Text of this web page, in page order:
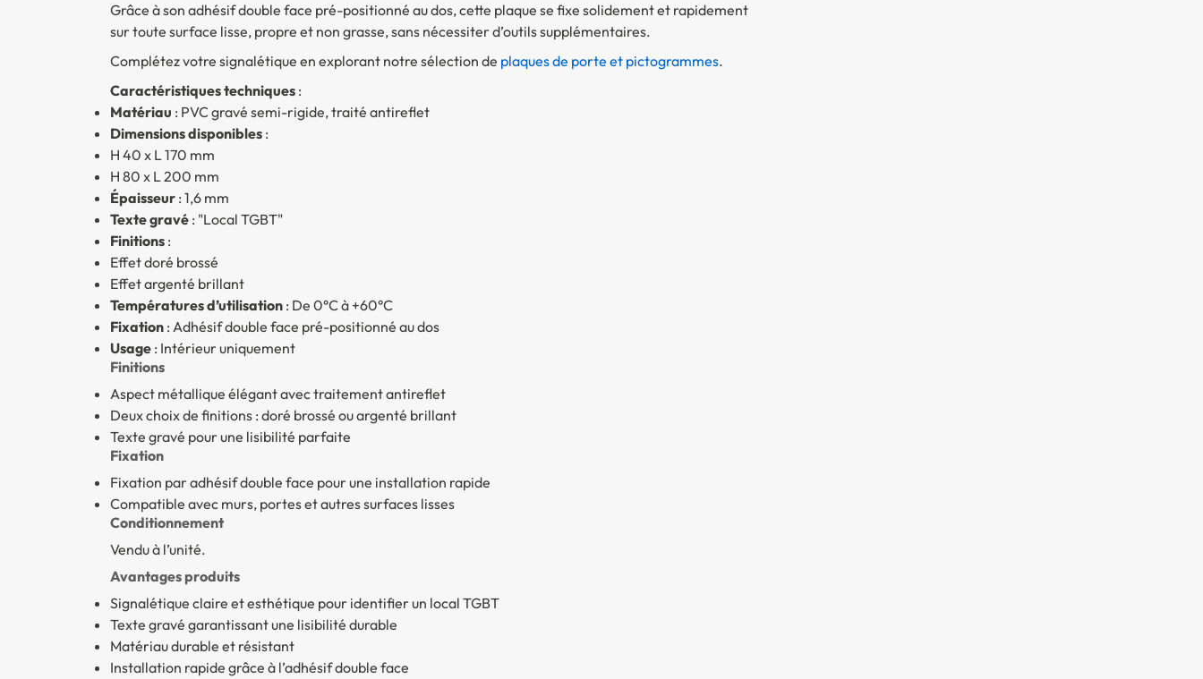
Grâce à son adhésif double face pré-positionné au dos, cette plaque se fixe solidement et rapidement
sur toute surface lisse, propre et non grasse, sans nécessiter d’outils supplémentaires.
Complétez votre signalétique en explorant notre sélection de plaques de porte et pictogrammes.
Caractéristiques techniques:
Matériau : PVC gravé semi-rigide, traité antireflet
Dimensions disponibles:
H 40 x L 170 mm
H 80 x L 200 mm
Épaisseur: 1,6 mm
Texte gravé: "Local TGBT"
Finitions:
Effet doré brossé
Effet argenté brillant
Températures d’utilisation: De 0°C à +60°C
Fixation: Adhésif double face pré-positionné au dos
Usage: Intérieur uniquement
Finitions
Aspect métallique élégant avec traitement antireflet
Deux choix de finitions : doré brossé ou argenté brillant
Texte gravé pour une lisibilité parfaite
Fixation
Fixation par adhésif double face pour une installation rapide
Compatible avec murs, portes et autres surfaces lisses
Conditionnement
Vendu à l’unité.
Avantages produits
Signalétique claire et esthétique pour identifier un local TGBT
Texte gravé garantissant une lisibilité durable
Matériau durable et résistant
Installation rapide grâce à l’adhésif double face